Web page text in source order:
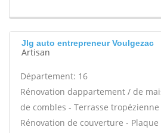
Jlg auto entrepreneur Voulgezac
Artisan
Département: 16
Rénovation dappartement / de
de combles - Terrasse
Rénovation de couverture -